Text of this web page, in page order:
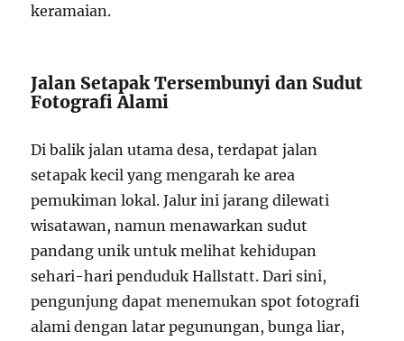
keramaian.
Jalan Setapak Tersembunyi dan Sudut
Fotografi Alami
Di balik jalan utama desa, terdapat jalan
setapak kecil yang mengarah ke area
pemukiman lokal. Jalur ini jarang dilewati
wisatawan, namun menawarkan sudut
pandang unik untuk melihat kehidupan
sehari-hari penduduk Hallstatt. Dari sini,
pengunjung dapat menemukan spot fotografi
alami dengan latar pegunungan, bunga liar,